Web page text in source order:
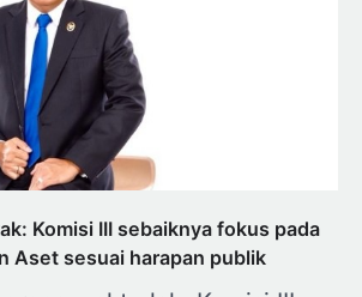
Komisi III sebaiknya fokus pada
Aset sesuai harapan publik